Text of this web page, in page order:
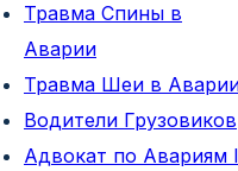
Травма Спины в
Аварии
Травма Шеи в
Водители Грузовиков
Адвокат по Авариям